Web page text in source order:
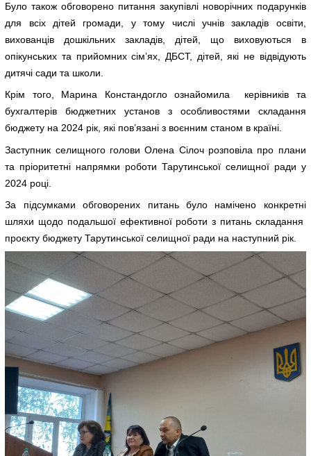
Було також обговорено питання закупівлі новорічних подарунків
для всіх дітей громади, у тому числі учнів закладів освіти,
вихованців дошкільних закладів, дітей, що виховуються в
опікунських та прийомних сім’ях, ДБСТ, дітей, які не відвідують
дитячі сади та школи.
Крім того, Марина Констандогло ознайомила керівників та
бухгалтерів бюджетних установ з особливостями складання
бюджету на 2024 рік, які пов’язані з воєнним станом в країні.
Заступник селищного голови Олена Сілоч розповіла про плани
та пріоритетні напрямки роботи Тарутинської селищної ради у
2024 році.
За підсумками обговорених питань було намічено конкретні
шляхи щодо подальшої ефективної роботи з питань складання
проєкту бюджету Тарутинської селищної ради на наступний рік.